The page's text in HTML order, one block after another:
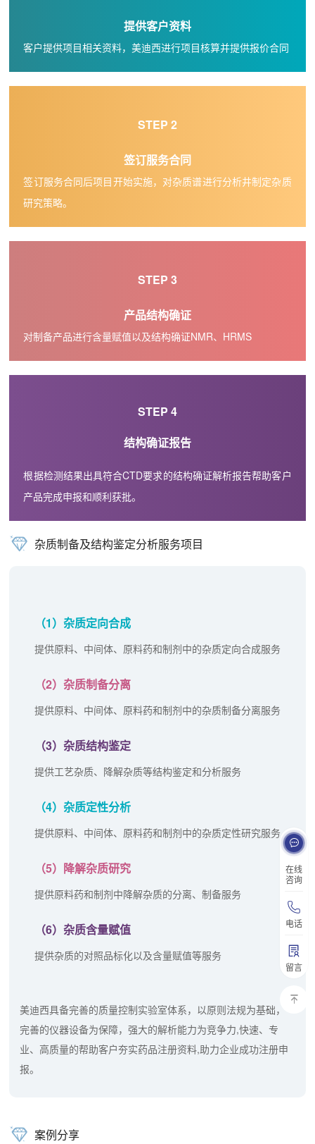
在线
咨询
电话
留言
提供客户资料
客户提供项目相关资料，美迪西进行项目核算并提供报价合同
STEP 2
签订服务合同
签订服务合同后项目开始实施，对杂质谱进行分析井制定杂质
研究策略。
STEP 3
产品结构确证
对制备产品进行含量赋值以及结构确证NMR、HRMS
STEP 4
结构确证报告
根据检测结果出具符合CTD要求的结构确证解析报告帮助客户
产品完成申报和顺利获批。
杂质制备及结构鉴定分析服务项目
（1）杂质定向合成
提供原料、中间体、原料药和制剂中的杂质定向合成服务
（2）杂质制备分离
提供原料、中间体、原料药和制剂中的杂质制备分离服务
（3）杂质结构鉴定
提供工艺杂质、降解杂质等结构鉴定和分析服务
（4）杂质定性分析
提供原料、中间体、原料药和制剂中的杂质定性研究服务
（5）降解杂质研究
提供原料药和制剂中降解杂质的分离、制备服务
（6）杂质含量赋值
提供杂质的对照品标化以及含量赋值等服务
美迪西具备完善的质量控制实验室体系，以原则法规为基础，
完善的仪器设备为保障，强大的解析能力为竞争力,快速、专
业、高质量的帮助客户夯实药品注册资料,助力企业成功注册申
报。
案例分享